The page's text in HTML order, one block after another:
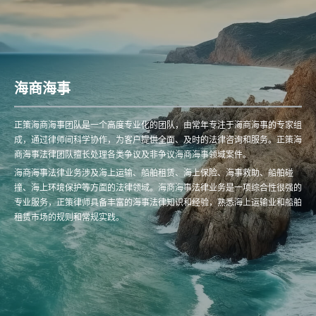
海商海事
正策海商海事团队是一个高度专业化的团队，由常年专注于海商海事的专家组
成，通过律师间科学协作，为客户提供全面、及时的法律咨询和服务。正策海
商海事法律团队擅长处理各类争议及非争议海商海事领域案件。
海商海事法律业务涉及海上运输、船舶租赁、海上保险、海事救助、船舶碰
撞、海上环境保护等方面的法律领域。海商海事法律业务是一项综合性很强的
专业服务，正策律师具备丰富的海事法律知识和经验，熟悉海上运输业和船舶
租赁市场的规则和常规实践。